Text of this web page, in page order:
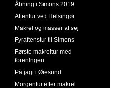
Åbning i Simons 2019
Aftentur ved Helsingør
Makrel og masser af sej
Fyraftenstur til Simons
Første makreltur med
foreningen
På jagt i Øresund
Morgentur efter makrel